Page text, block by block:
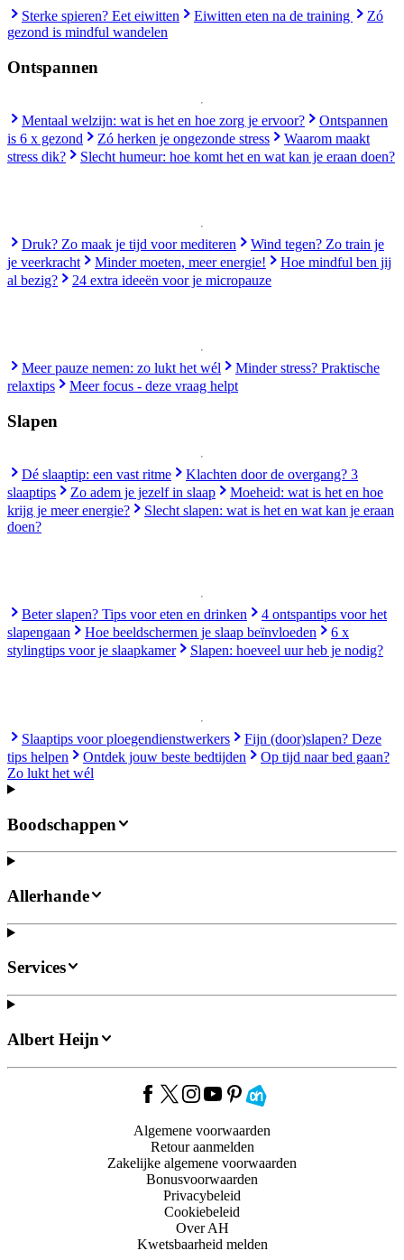
Sterke spieren? Eet eiwitten Eiwitten eten na de training
Zó
gezond is mindful wandelen
Ontspannen
Mentaal welzijn: wat is het en hoe zorg je ervoor?
Ontspannen
is 6 x gezond
Zó herken je ongezonde stress
Waarom maakt
stress dik?
Slecht humeur: hoe komt het en wat kan je eraan doen?
Druk? Zo maak je tijd voor mediteren
Wind tegen? Zo train je
je veerkracht
Minder moeten, meer energie!
Hoe mindful ben jij
al bezig?
24 extra ideeën voor je micropauze
Meer pauze nemen: zo lukt het wél
Minder stress? Praktische
relaxtips
Meer focus - deze vraag helpt
Slapen
Dé slaaptip: een vast ritme
Klachten door de overgang? 3
slaaptips
Zo adem je jezelf in slaap
Moeheid: wat is het en hoe
krijg je meer energie?
Slecht slapen: wat is het en wat kan je eraan
doen?
Beter slapen? Tips voor eten en drinken
4 ontspantips voor het
slapengaan
Hoe beeldschermen je slaap beïnvloeden
6 x
stylingtips voor je slaapkamer
Slapen: hoeveel uur heb je nodig?
Slaaptips voor ploegendienstwerkers
Fijn (door)slapen? Deze
tips helpen
Ontdek jouw beste bedtijden
Op tijd naar bed gaan?
Zo lukt het wél
Boodschappen
Allerhande
Services
Albert Heijn
Algemene voorwaarden
Retour aanmelden
Zakelijke algemene voorwaarden
Bonusvoorwaarden
Privacybeleid
Cookiebeleid
Over AH
Kwetsbaarheid melden